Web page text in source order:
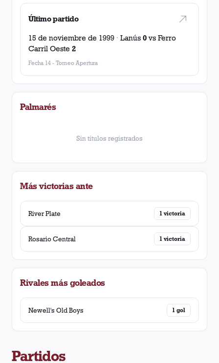
Último partido
15 de noviembre de 1999 · Lanús 0vs Ferro
Carril Oeste 2
Fecha 14 - Torneo Apertura
Palmarés
Sin títulos registrados
Más victorias ante
River Plate 1 victoria
Rosario Central 1 victoria
Rivales más goleados
Newell's Old Boys 1 gol
Partidos